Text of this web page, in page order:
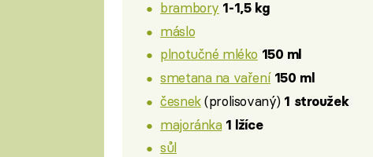
brambory 1-1,5 kg
máslo
plnotučné mléko 150 ml
smetana na vaření 150 ml
česnek(prolisovaný) 1 stroužek
majoránka 1 lžíce
sůl